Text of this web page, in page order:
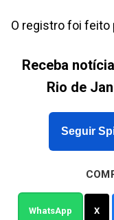
O registro foi feito
Receba
Rio de
Seguir
WhatsApp X